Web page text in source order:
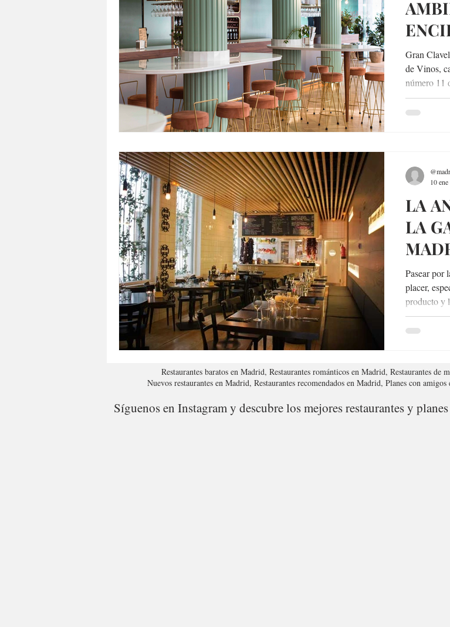
Gran
de Vinos,
número 11
LA
LA
Pasear por
placer,
producto y
10
Restaurantes baratos en Madrid, Restaurantes románticos en Madrid, Restaurantes
Nuevos restaurantes en Madrid, Restaurantes recomendados en Madrid, Planes con
Síguenos en Instagram y descubre los mejores restaurantes y